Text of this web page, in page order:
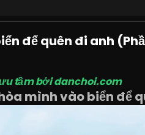
để quên đi anh
tầm bởi danchoi.com
mình vào biển để